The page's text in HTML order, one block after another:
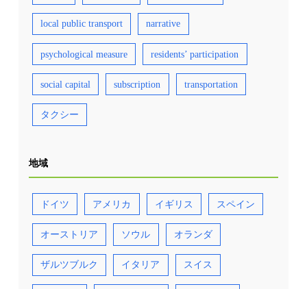
local public transport narrative
psychological measure residents’ participation
social capital subscription transportation
タクシー
地域
ドイツ アメリカ イギリス スペイン
オーストリア ソウル オランダ
ザルツブルク イタリア スイス